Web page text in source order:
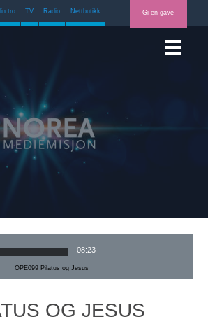
tro TV Radio Nettbutikk Gi en gave
08:23
OPE099 Pilatus og Jesus
OG JESUS